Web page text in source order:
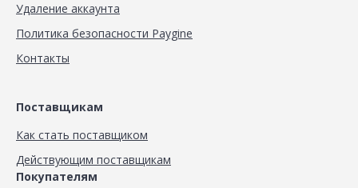
Удаление аккаунта
Политика безопасности Paygine
Контакты
Поставщикам
Как стать поставщиком
Действующим поставщикам
Покупателям